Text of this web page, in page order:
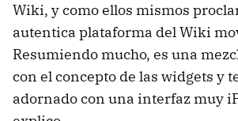
Wiki, y como ellos mismos
autentica plataforma del Wiki
Resumiendo mucho, es una
con el concepto de las widgets y
adornado con una interfaz muy